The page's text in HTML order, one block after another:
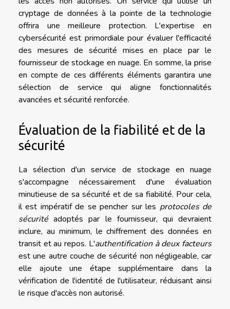
cryptage de données à la pointe de la technologie
offrira une meilleure protection. L'expertise en
cybersécurité est primordiale pour évaluer l'efficacité
des mesures de sécurité mises en place par le
fournisseur de stockage en nuage. En somme, la prise
en compte de ces différents éléments garantira une
sélection de service qui aligne fonctionnalités
avancées et sécurité renforcée.
Évaluation de la fiabilité et de la
sécurité
La sélection d'un service de stockage en nuage
s'accompagne nécessairement d'une évaluation
minutieuse de sa sécurité et de sa fiabilité. Pour cela,
il est impératif de se pencher sur les protocoles de
sécuritéadoptés par le fournisseur, qui devraient
inclure, au minimum, le chiffrement des données en
transit et au repos. L'authentification à deux facteurs
est une autre couche de sécurité non négligeable, car
elle ajoute une étape supplémentaire dans la
vérification de l'identité de l'utilisateur, réduisant ainsi
le risque d'accès non autorisé.